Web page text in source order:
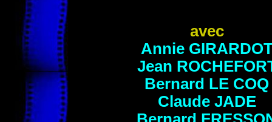
avec
Annie
Jean
Bernard LE COQ
Claude JADE